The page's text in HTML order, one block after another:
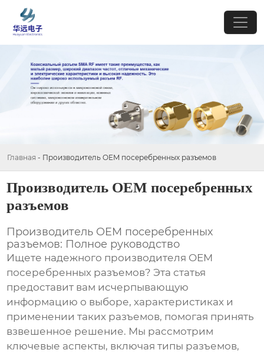
Главная - Производитель OEM посеребренных разъемов
Производитель OEM посеребренных
разъемов
Производитель OEM посеребренных
разъемов: Полное руководство
Ищете надежного производителя OEM
посеребренных разъемов? Эта статья
предоставит вам исчерпывающую
информацию о выборе, характеристиках и
применении таких разъемов, помогая принять
взвешенное решение. Мы рассмотрим
ключевые аспекты, включая типы разъемов,